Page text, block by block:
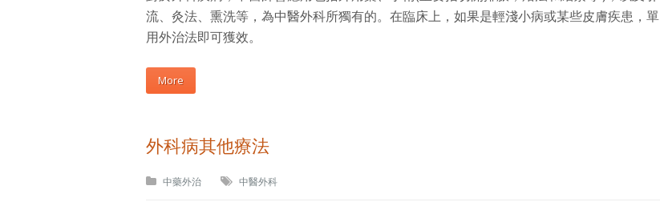
流、灸法、熏洗等，為中醫外科所獨有的。在臨床上，如果是輕淺小病或某些皮膚疾患，單
用外治法即可獲效。
More
外科病其他療法
中藥外治 中醫外科